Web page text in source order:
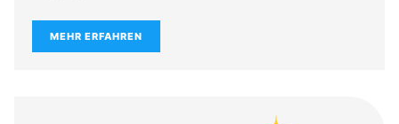
MEHR ERFAHREN